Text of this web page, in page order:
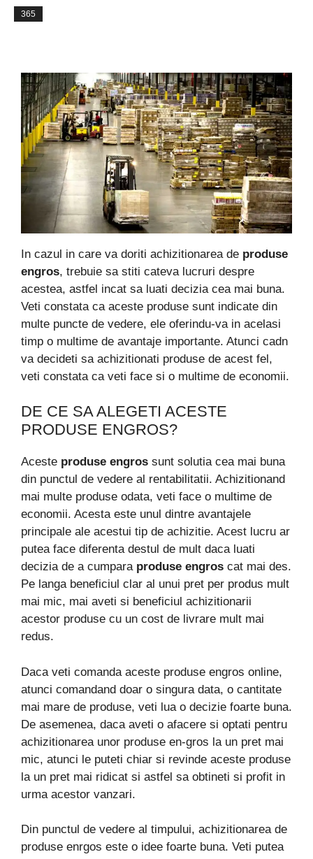
365
In cazul in care va doriti achizitionarea de produse
engros, trebuie sa stiti cateva lucruri despre
acestea, astfel incat sa luati decizia cea mai buna.
Veti constata ca aceste produse sunt indicate din
multe puncte de vedere, ele oferindu-va in acelasi
timp o multime de avantaje importante. Atunci cadn
va decideti sa achizitionati produse de acest fel,
veti constata ca veti face si o multime de economii.
DE CE SA ALEGETI ACESTE
PRODUSE ENGROS?
Aceste produse engros sunt solutia cea mai buna
din punctul de vedere al rentabilitatii. Achizitionand
mai multe produse odata, veti face o multime de
economii. Acesta este unul dintre avantajele
principale ale acestui tip de achizitie. Acest lucru ar
putea face diferenta destul de mult daca luati
decizia de a cumpara produse engros cat mai des.
Pe langa beneficiul clar al unui pret per produs mult
mai mic, mai aveti si beneficiul achizitionarii
acestor produse cu un cost de livrare mult mai
redus.
Daca veti comanda aceste produse engros online,
atunci comandand doar o singura data, o cantitate
mai mare de produse, veti lua o decizie foarte buna.
De asemenea, daca aveti o afacere si optati pentru
achizitionarea unor produse en-gros la un pret mai
mic, atunci le puteti chiar si revinde aceste produse
la un pret mai ridicat si astfel sa obtineti si profit in
urma acestor vanzari.
Din punctul de vedere al timpului, achizitionarea de
produse enrgos este o idee foarte buna. Veti putea